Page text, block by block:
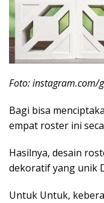
Foto: instagram.com/
Bagi bisa
empat roster ini
Hasilnya, desain
dekoratif yang unik
Untuk Untuk,